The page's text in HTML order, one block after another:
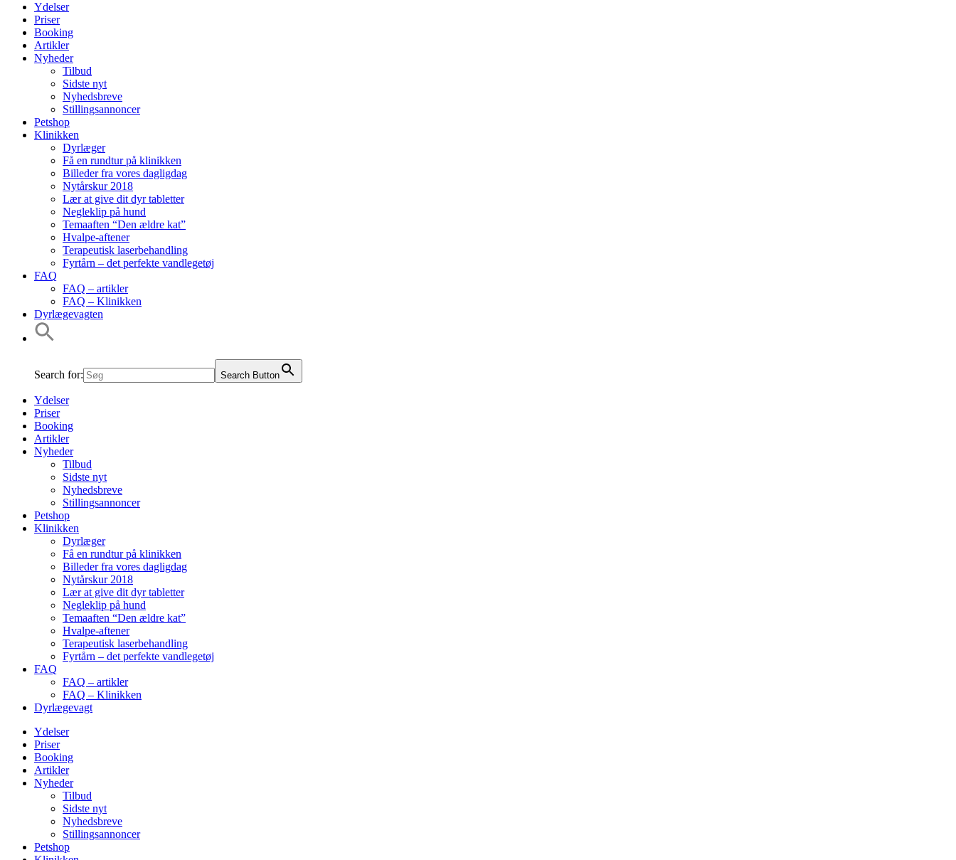
Ydelser
Priser
Booking
Artikler
Nyheder
Tilbud
Sidste nyt
Nyhedsbreve
Stillingsannoncer
Petshop
Klinikken
Dyrlæger
Få en rundtur på klinikken
Billeder fra vores dagligdag
Nytårskur 2018
Lær at give dit dyr tabletter
Negleklip på hund
Temaaften “Den ældre kat”
Hvalpe-aftener
Terapeutisk laserbehandling
Fyrtårn – det perfekte vandlegetøj
FAQ
FAQ – artikler
FAQ – Klinikken
Dyrlægevagten
Search for: Search Button
Ydelser
Priser
Booking
Artikler
Nyheder
Tilbud
Sidste nyt
Nyhedsbreve
Stillingsannoncer
Petshop
Klinikken
Dyrlæger
Få en rundtur på klinikken
Billeder fra vores dagligdag
Nytårskur 2018
Lær at give dit dyr tabletter
Negleklip på hund
Temaaften “Den ældre kat”
Hvalpe-aftener
Terapeutisk laserbehandling
Fyrtårn – det perfekte vandlegetøj
FAQ
FAQ – artikler
FAQ – Klinikken
Dyrlægevagt
Ydelser
Priser
Booking
Artikler
Nyheder
Tilbud
Sidste nyt
Nyhedsbreve
Stillingsannoncer
Petshop